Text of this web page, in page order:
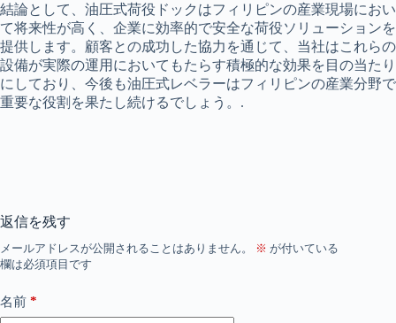
結論として、油圧式荷役ドックはフィリピンの産業現場におい
て将来性が高く、企業に効率的で安全な荷役ソリューションを
提供します。顧客との成功した協力を通じて、当社はこれらの
設備が実際の運用においてもたらす積極的な効果を目の当たり
にしており、今後も油圧式レベラーはフィリピンの産業分野で
重要な役割を果たし続けるでしょう。.
返信を残す
メールアドレスが公開されることはありません。 ※ が付いている
欄は必須項目です
名前 *